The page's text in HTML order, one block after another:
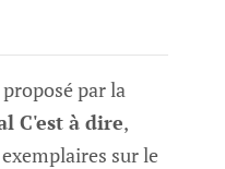
par la
C'est à dire,
sur le